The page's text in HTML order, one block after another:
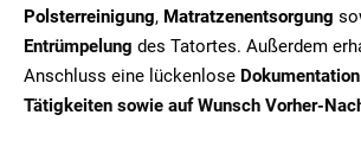
Polsterreinigung, Matratzenentsorgung
Entrümpelung des Tatortes. Außerdem
Anschluss eine lückenlose
Tätigkeiten sowie auf Wunsch Vorher-